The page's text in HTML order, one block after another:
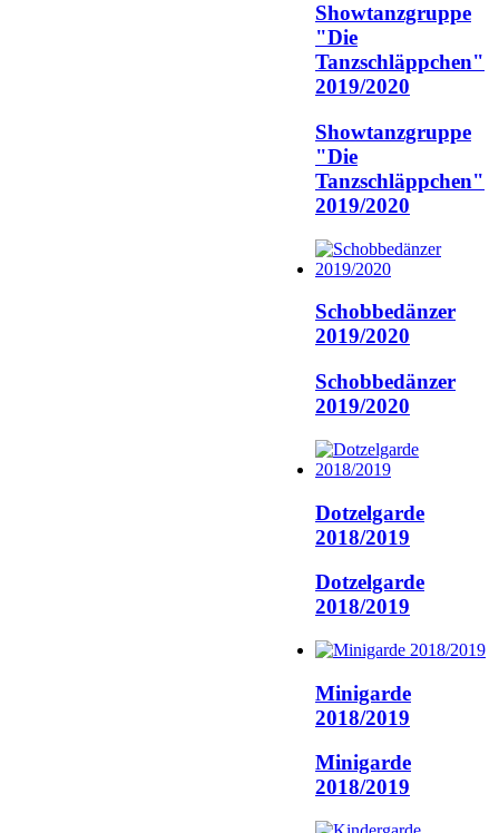
Showtanzgruppe
"Die
Tanzschläppchen"
2019/2020
Showtanzgruppe
"Die
Tanzschläppchen"
2019/2020
Schobbedänzer
2019/2020
Schobbedänzer
2019/2020
Dotzelgarde
2018/2019
Dotzelgarde
2018/2019
Minigarde
2018/2019
Minigarde
2018/2019